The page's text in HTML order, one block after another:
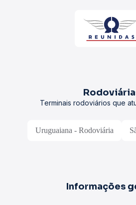
Terminais rodoviários que
Uruguaiana - Rodoviária
Informações